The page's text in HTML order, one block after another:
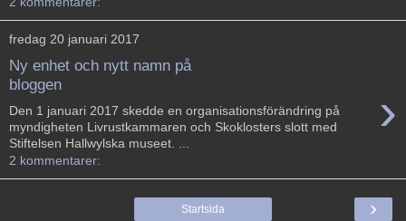
fredag 20 januari 2017
Ny enhet och nytt namn på
bloggen
›
Den 1 januari 2017 skedde en organisationsförändring på
myndigheten Livrustkammaren och Skoklosters slott med
Stiftelsen Hallwylska museet. ...
2 kommentarer:
›
Startsida